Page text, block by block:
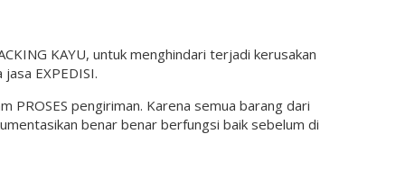
KAYU, untuk menghindari terjadi kerusakan
EXPEDISI.
pengiriman. Karena semua barang dari
benar benar berfungsi baik sebelum di